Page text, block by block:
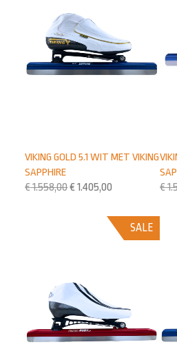
€
VIKING GOLD 5.1 WIT MET VIKING
SAPPHIRE
€1.558,00€ 1.405,00
SALE